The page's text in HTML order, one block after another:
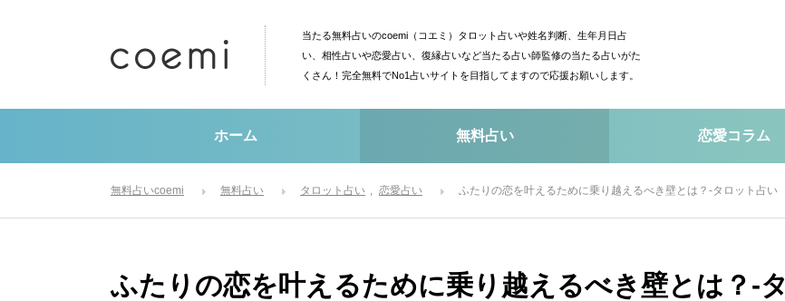
当たる無料占いのcoemi（コエミ）タロット占いや姓名判断、生年月日占
い、相性占いや恋愛占い、復縁占いなど当たる占い師監修の当たる占いがた
くさん！完全無料でNo1占いサイトを目指してますので応援お願いします。
ホーム 無料占い 恋愛コラム
無料占いcoemi 無料占い タロット占い 恋愛占い ふたりの恋を叶えるために乗り越えるべき壁とは？-タロット占い
ふたりの恋を叶えるために乗り越えるべき壁とは？-タ